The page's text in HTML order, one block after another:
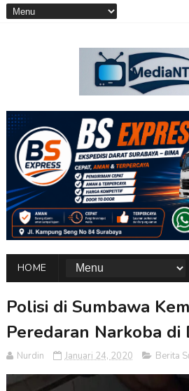
HOME
Polisi di Sumbawa
Peredaran Narkoba di
Nurdin Januari 24, 2020 Berita